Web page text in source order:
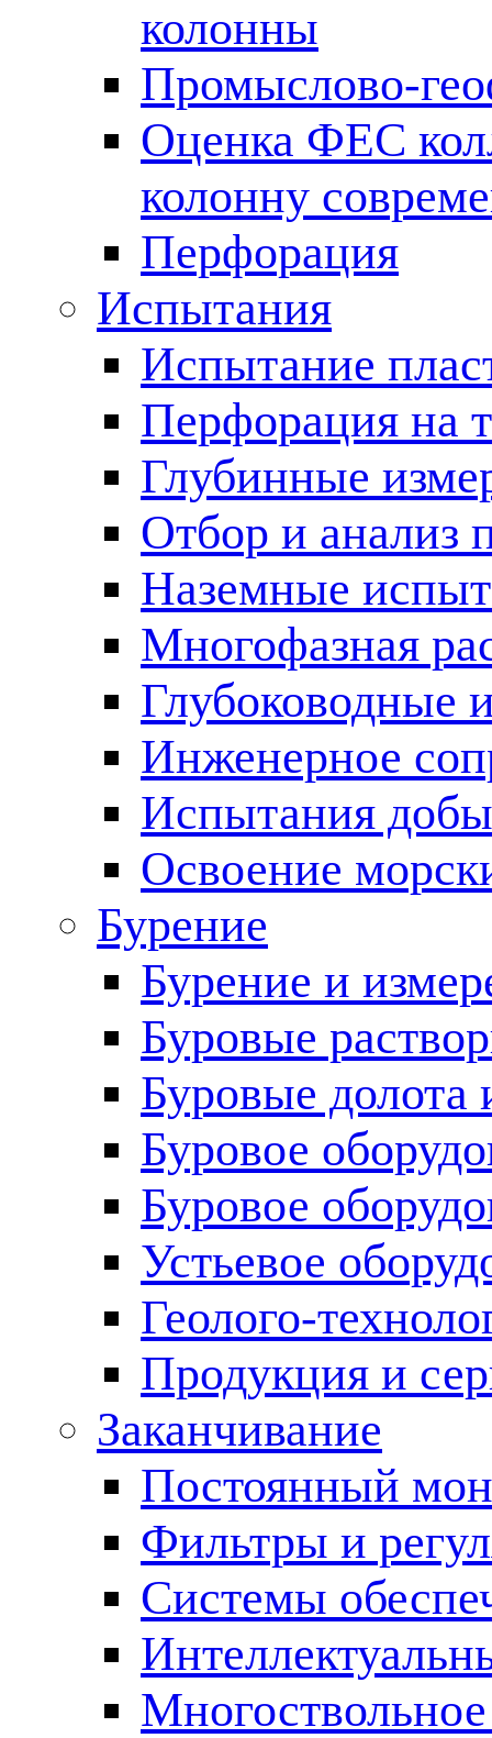
колонны
Промыслово-
Оценка ФЕС
колонну
Перфорация
Испытания
Испытание
Перфорация на
Глубинные
Отбор и анализ
Наземные
Многофазная
Глубоководные
Инженерное
Испытания
Освоение
Бурение
Бурение и
Буровые
Буровые долота
Буровое
Буровое
Устьевое
Геолого-
Продукция и
Заканчивание
Постоянный
Фильтры и
Cистемы